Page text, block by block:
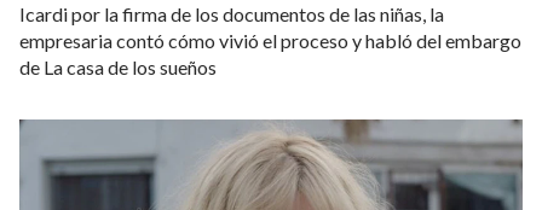
Icardi por la firma de los documentos de las niñas, la
empresaria contó cómo vivió el proceso y habló del embargo
de La casa de los sueños